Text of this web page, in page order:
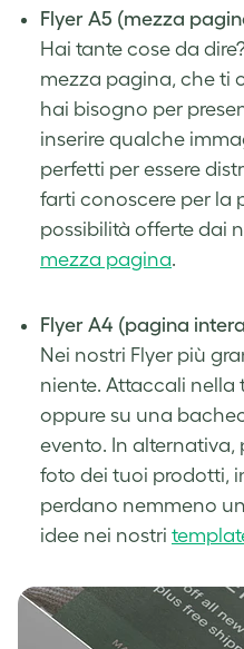
Flyer A5 (mezza
Hai tante cose da
mezza pagina, che ti
hai bisogno per
inserire qualche
perfetti per essere
farti conoscere per la
possibilità offerte dai
mezza pagina.
Flyer A4 (pagina
Nei nostri Flyer più
niente. Attaccali nella
oppure su una
evento. In alternativa,
foto dei tuoi prodotti,
perdano nemmeno
idee nei nostri